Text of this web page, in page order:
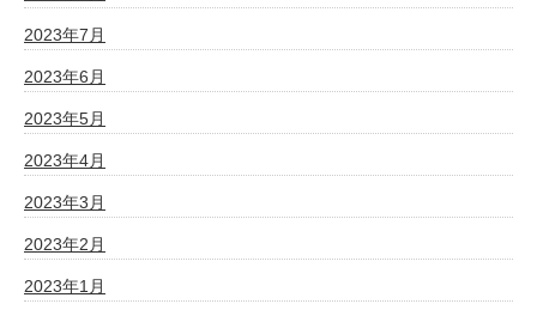
2023年7月
2023年6月
2023年5月
2023年4月
2023年3月
2023年2月
2023年1月